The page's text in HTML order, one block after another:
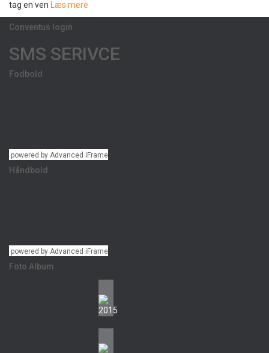
tag en ven Læs mere
Conventus login
SMS SERIVCE
Fodbold
powered by Advanced iFrame
Håndbold
powered by Advanced iFrame
Foto Album